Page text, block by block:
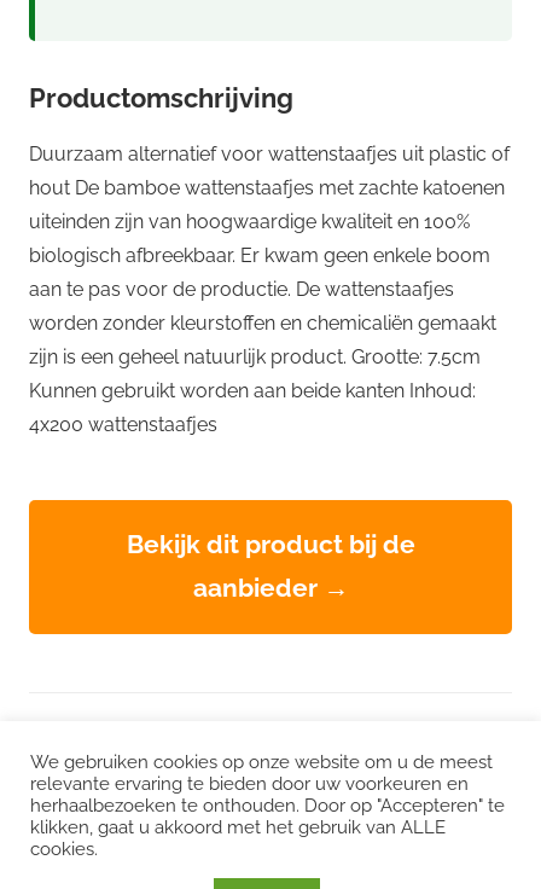
Productomschrijving
Duurzaam alternatief voor wattenstaafjes uit plastic of
hout De bamboe wattenstaafjes met zachte katoenen
uiteinden zijn van hoogwaardige kwaliteit en 100%
biologisch afbreekbaar. Er kwam geen enkele boom
aan te pas voor de productie. De wattenstaafjes
worden zonder kleurstoffen en chemicaliën gemaakt
zijn is een geheel natuurlijk product. Grootte: 7.5cm
Kunnen gebruikt worden aan beide kanten Inhoud:
4x200 wattenstaafjes
Bekijk dit product bij de
aanbieder →
Instagram|Facebook| LinkedIn |Twitter
We gebruiken cookies op onze website om u de meest
relevante ervaring te bieden door uw voorkeuren en
herhaalbezoeken te onthouden. Door op "Accepteren" te
klikken, gaat u akkoord met het gebruik van ALLE
cookies.